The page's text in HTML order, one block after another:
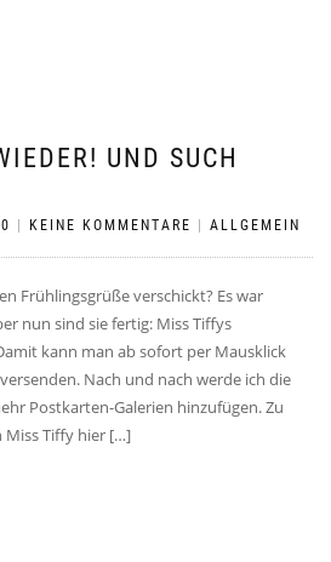
UND SUCH
KEINE KOMMENTARE ALLGEMEIN
Frühlingsgrüße verschickt? Es war
nun sind sie fertig: Miss Tiffys
kann man ab sofort per Mausklick
Nach und nach werde ich die
Postkarten-Galerien hinzufügen. Zu
Miss Tiffy hier […]